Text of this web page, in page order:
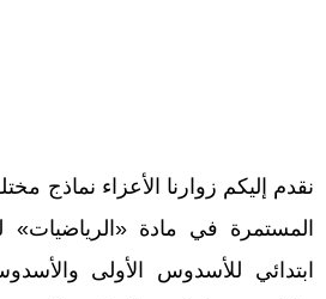
نقدم إليكم زوارنا الأعزاء نماذج
المستمرة في مادة «الرياضيات»
ابتدائي للأسدوس الأولى